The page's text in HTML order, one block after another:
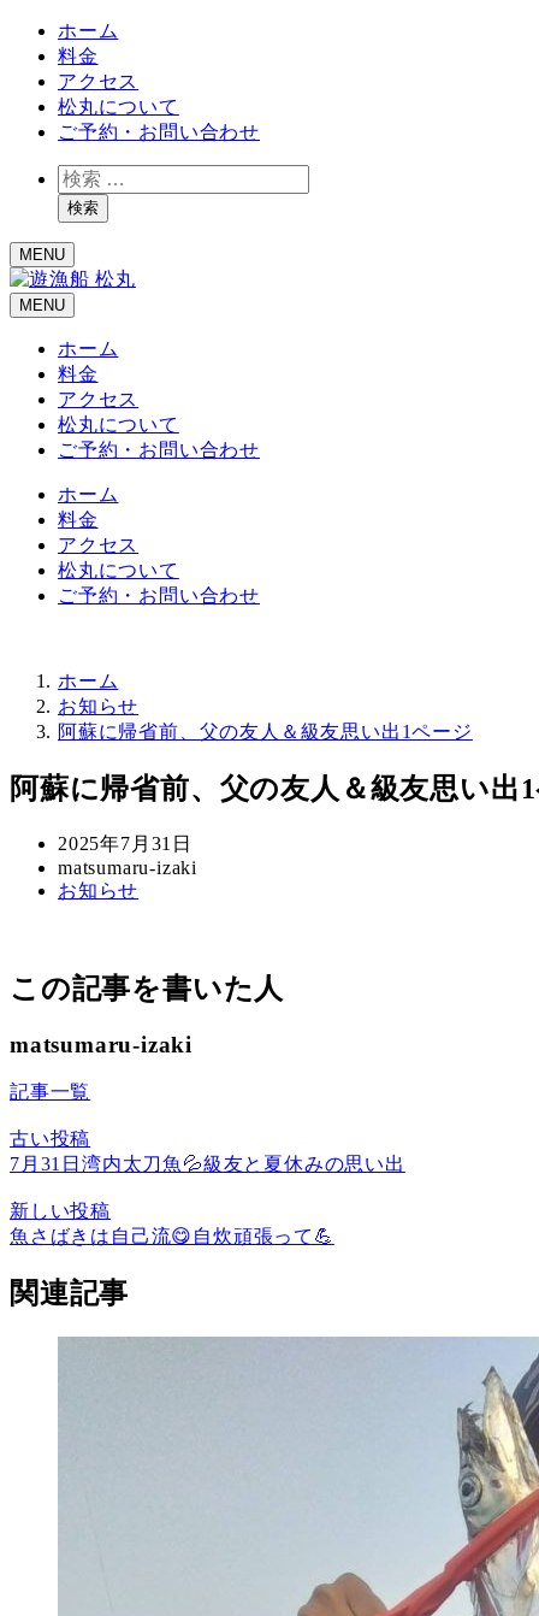
ホーム
料金
アクセス
松丸について
ご予約・お問い合わせ
検
索検索
MENU
MENU
ホーム
料金
アクセス
松丸について
ご予約・お問い合わせ
ホーム
料金
アクセス
松丸について
ご予約・お問い合わせ
ホーム
お知らせ
阿蘇に帰省前、父の友人＆級友思い出1ページ
阿蘇に帰省前、父の友人＆級友思い出
投
稿
日
2025年7月31日
著
者
matsumaru-izaki
カ
ー
お知らせ
この記事を書いた人
matsumaru-izaki
記事一覧
古い投稿
7月31日湾内太刀魚💦級友と夏休みの思い出
新しい投稿
魚さばきは自己流😋自炊頑張って💪
関連記事